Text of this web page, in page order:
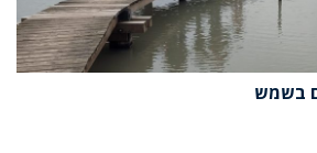
בשמש